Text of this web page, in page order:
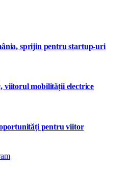
sprijin pentru startup-uri
viitorul mobilității electrice
pentru viitor